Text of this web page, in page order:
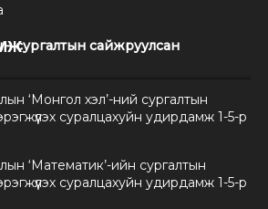
сургалтын сайжруулсан
‘Монгол хэл’-ний сургалтын
суралцахуйн удирдамж 1-5-р
‘Математик’-ийн сургалтын
суралцахуйн удирдамж 1-5-р